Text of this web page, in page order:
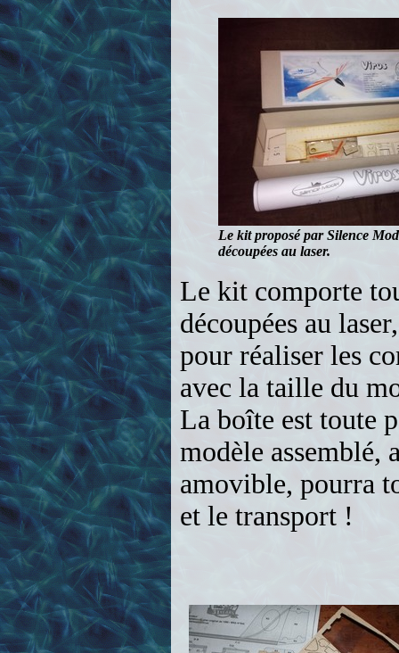
Le kit proposé par Silence
découpées au laser.
Le kit comporte
découpées au
pour réaliser les
avec la taille du
La boîte est toute
modèle assemblé,
amovible, pourra
et le transport !